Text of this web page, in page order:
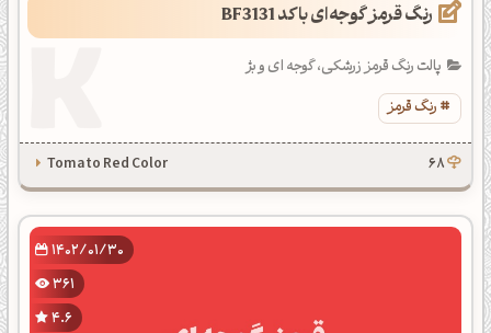
رنگ قرمز گوجه‌ای با کد BF3131
پالت رنگ قرمز زرشکی، گوجه ای و بژ
رنگ قرمز
68
Tomato Red Color
1402/01/30
361
4.6